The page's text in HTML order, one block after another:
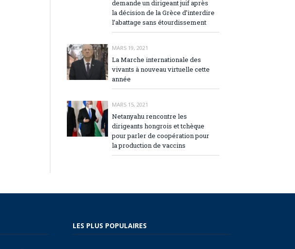
demande un dirigeant juif après
la décision de la Grèce d’interdire
l’abattage sans étourdissement
MARS 19, 2021
La Marche internationale des
vivants à nouveau virtuelle cette
année
MARS 15, 2021
Netanyahu rencontre les
dirigeants hongrois et tchèque
pour parler de coopération pour
la production de vaccins
LES PLUS POPULAIRES